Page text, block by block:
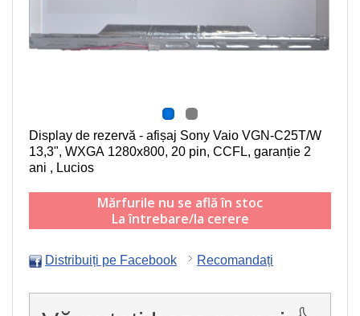
Display de rezervă - afișaj Sony Vaio VGN-C25T/W
13,3", WXGA 1280x800, 20 pin, CCFL, garanție 2
ani , Lucios
Mărfurile nu se află în stoc
La întrebare/la cerere
Distribuiți pe Facebook Recomandați